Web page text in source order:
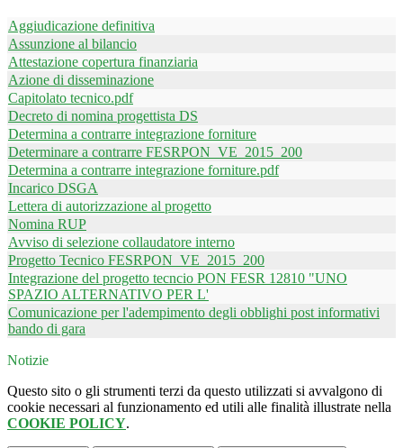
Aggiudicazione definitiva
Assunzione al bilancio
Attestazione copertura finanziaria
Azione di disseminazione
Capitolato tecnico.pdf
Decreto di nomina progettista DS
Determina a contrarre integrazione forniture
Determinare a contrarre FESRPON_VE_2015_200
Determina a contrarre integrazione forniture.pdf
Incarico DSGA
Lettera di autorizzazione al progetto
Nomina RUP
Avviso di selezione collaudatore interno
Progetto Tecnico FESRPON_VE_2015_200
Integrazione del progetto tecncio PON FESR 12810 "UNO
SPAZIO ALTERNATIVO PER L'
Comunicazione per l'adempimento degli obblighi post informativi
bando di gara
Notizie
Questo sito o gli strumenti terzi da questo utilizzati si avvalgono di
cookie necessari al funzionamento ed utili alle finalità illustrate nella
COOKIE POLICY.